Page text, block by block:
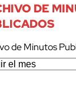
DE
de Minutos